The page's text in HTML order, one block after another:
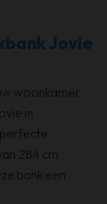
Jovie
woonkamer
in
284 cm
bank een